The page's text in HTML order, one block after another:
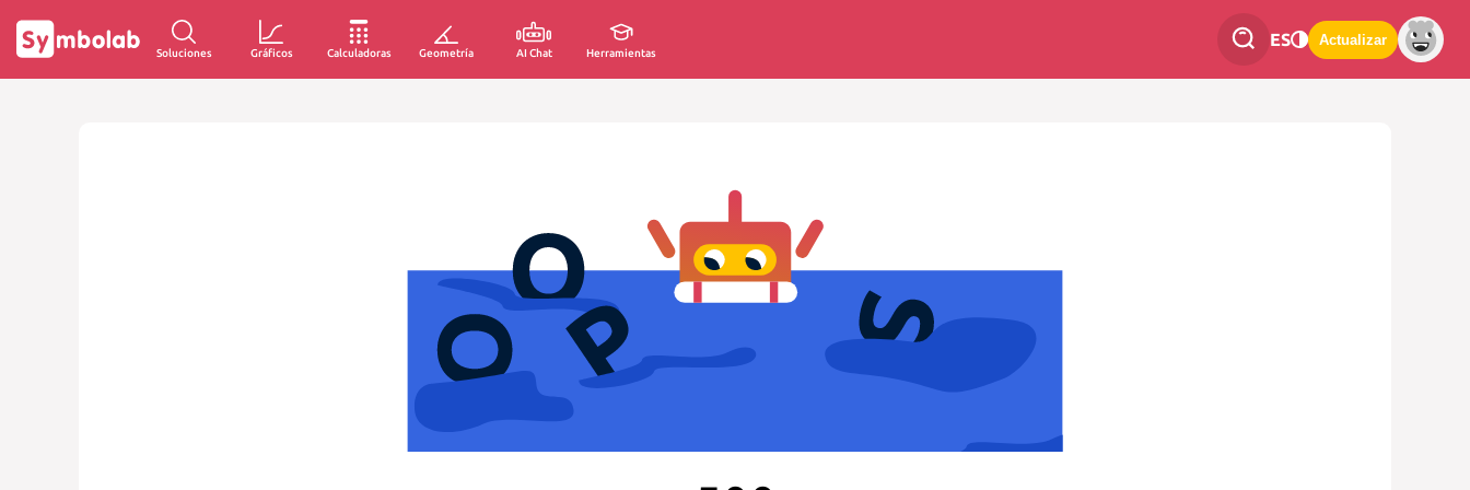
Soluciones Gráficos Calculadoras Geometría AI Chat Herramientas
ES Actualizar